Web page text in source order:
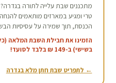
מתכננים שבת עלייה לתורה בגדרה
טרי ומגיע במארזים מותאמים
הכנסת, תוך שמירה על עסיסיות
בשישי) ב-149 ₪ בלבד לסועד!
← לתפריט שבת חתן מלא בגדרה